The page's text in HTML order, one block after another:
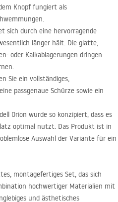
Knopf fungiert als
sich durch eine hervorragende
länger hält. Die glatte,
oder Kalkablagerungen dringen
Sie ein vollständiges,
passgenaue Schürze sowie ein
Orion wurde so konzipiert, dass es
optimal nutzt. Das Produkt ist in
Auswahl der Variante für ein
montagefertiges Set, das sich
hochwertiger Materialien mit
und ästhetisches